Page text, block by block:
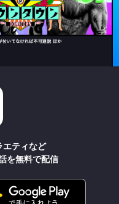
エティなど
を無料で配信